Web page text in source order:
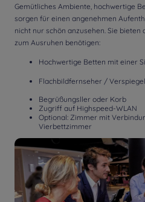
Gemütliches Ambiente, hochwertige
sorgen für einen angenehmen
nicht nur schön anzusehen. Sie bieten
zum Ausruhen benötigen:
Hochwertige Betten mit einer
Flachbildfernseher /
Begrüßungsller oder Korb
Zugriff auf Highspeed-WLAN
Optional: Zimmer mit
Vierbettzimmer